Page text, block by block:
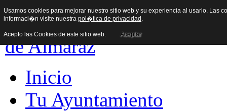
Inicio
Tu Ayuntamiento
Usamos cookies para mejorar nuestro sitio web y su experiencia al usarlo.
informaci�n visite nuestra pol�tica de privacidad .
Acepto las Cookies de este sitio web. Aceptar